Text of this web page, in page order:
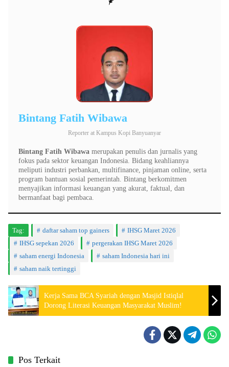
Bintang Fatih Wibawa
Reporter at Kampus Kopi Banyuanyar
Bintang Fatih Wibawa merupakan penulis dan jurnalis yang
fokus pada sektor keuangan Indonesia. Bidang keahliannya
meliputi industri perbankan, multifinance, pinjaman online, serta
program bantuan sosial pemerintah. Bintang berkomitmen
menyajikan informasi keuangan yang akurat, faktual, dan
bermanfaat bagi pembaca.
Tag: daftar saham top gainers
IHSG Maret 2026
IHSG sepekan 2026
pergerakan IHSG Maret 2026
saham energi Indonesia
saham Indonesia hari ini
saham naik tertinggi
Kerja Sama BCA Syariah dengan Masjid Istiqlal
Dorong Literasi Keuangan Masyarakat Muslim!
Pos Terkait